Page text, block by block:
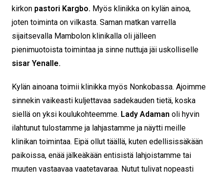
kirkon pastori Kargbo. Myös klinikka on kylän ainoa,
joten toiminta on vilkasta. Saman matkan varrella
sijaitsevalla Mambolon klinikalla oli jälleen
pienimuotoista toimintaa ja sinne nuttuja jäi uskolliselle
sisar Yenalle.
Kylän ainoana toimii klinikka myös Nonkobassa. Ajoimme
sinnekin vaikeasti kuljettavaa sadekauden tietä, koska
siellä on yksi koulukohteemme. Lady Adaman oli hyvin
ilahtunut tulostamme ja lahjastamme ja näytti meille
klinikan toimintaa. Eipä ollut täällä, kuten edellisissäkään
paikoissa, enää jälkeäkään entisistä lahjoistamme tai
muuten vastaavaa vaatetavaraa. Nutut tulivat nopeasti